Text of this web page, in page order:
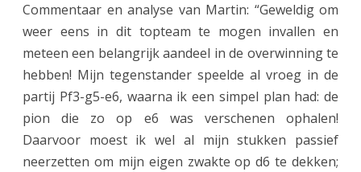
e
e
n
M
S
Commentaar en analyse van Martin: “Geweldig om
weer eens in dit topteam te mogen invallen en
meteen een belangrijk aandeel in de overwinning te
hebben! Mijn tegenstander speelde al vroeg in de
partij Pf3-g5-e6, waarna ik een simpel plan had: de
pion die zo op e6 was verschenen ophalen!
Daarvoor moest ik wel al mijn stukken passief
neerzetten om mijn eigen zwakte op d6 te dekken;